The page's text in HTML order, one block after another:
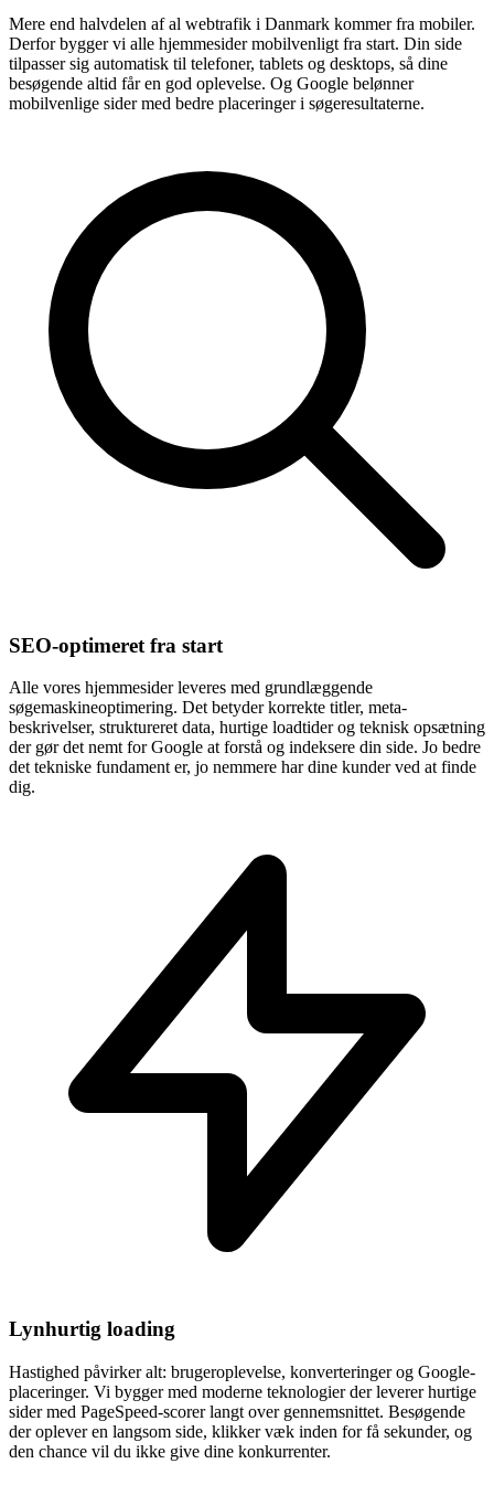
Mere end halvdelen af al webtrafik i Danmark kommer fra mobiler.
Derfor bygger vi alle hjemmesider mobilvenligt fra start. Din side
tilpasser sig automatisk til telefoner, tablets og desktops, så dine
besøgende altid får en god oplevelse. Og Google belønner
mobilvenlige sider med bedre placeringer i søgeresultaterne.
SEO-optimeret fra start
Alle vores hjemmesider leveres med grundlæggende
søgemaskineoptimering. Det betyder korrekte titler, meta-
beskrivelser, struktureret data, hurtige loadtider og teknisk opsætning
der gør det nemt for Google at forstå og indeksere din side. Jo bedre
det tekniske fundament er, jo nemmere har dine kunder ved at finde
dig.
Lynhurtig loading
Hastighed påvirker alt: brugeroplevelse, konverteringer og Google-
placeringer. Vi bygger med moderne teknologier der leverer hurtige
sider med PageSpeed-scorer langt over gennemsnittet. Besøgende
der oplever en langsom side, klikker væk inden for få sekunder, og
den chance vil du ikke give dine konkurrenter.